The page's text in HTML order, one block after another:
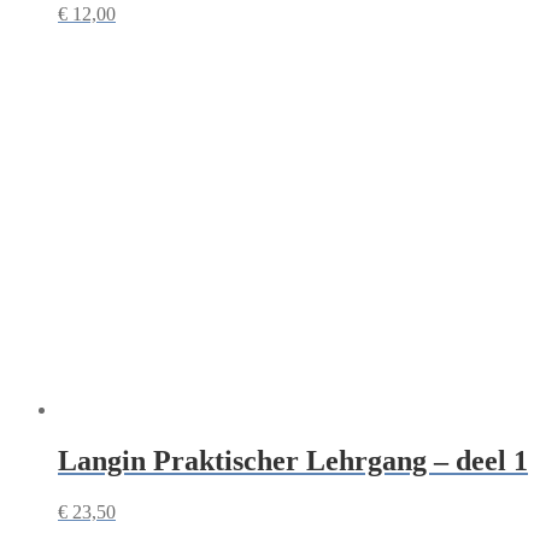
€ 12,00
Langin Praktischer Lehrgang – deel 1
€ 23,50